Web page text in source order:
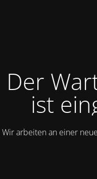
Der
ist
Wir arbeiten an einer